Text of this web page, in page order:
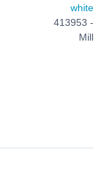
white
413953 -
Mill